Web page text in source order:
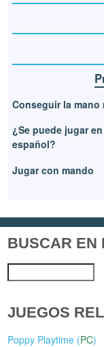
Conseguir la mano
¿Se puede jugar en
español?
Jugar con mando
BUSCAR EN
JUEGOS
Poppy Playtime (PC)